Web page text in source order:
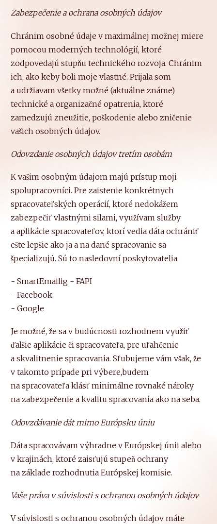
Zabezpečenie a ochrana osobných údajov
Chránim osobné údaje v maximálnej možnej miere
pomocou moderných technológií, ktoré
zodpovedajú stupňu technického rozvoja. Chránim
ich, ako keby boli moje vlastné. Prijala som
a udržiavam všetky možné (aktuálne známe)
technické a organizačné opatrenia, ktoré
zamedzujú zneužitie, poškodenie alebo zničenie
vašich osobných údajov.
Odovzdanie osobných údajov tretím osobám
K vašim osobným údajom majú prístup moji
spolupracovníci. Pre zaistenie konkrétnych
spracovateľských operácií, ktoré nedokážem
zabezpečiť vlastnými silami, využívam služby
a aplikácie spracovateľov, ktorí vedia dáta ochrániť
ešte lepšie ako ja a na dané spracovanie sa
špecializujú. Sú to nasledovní poskytovatelia:
- SmartEmailig - FAPI
- Facebook
- Google
Je možné, že sa v budúcnosti rozhodnem využiť
ďalšie aplikácie či spracovateľa, pre uľahčenie
a skvalitnenie spracovania. Sľubujeme vám však, že
v takomto prípade pri výbere,budem
na spracovateľa klásť minimálne rovnaké nároky
na zabezpečenie a kvalitu spracovania ako na seba.
Odovzdávanie dát mimo Európsku úniu
Dáta spracovávam výhradne v Európskej únii alebo
v krajinách, ktoré zaisťujú stupeň ochrany
na základe rozhodnutia Európskej komisie.
Vaše práva v súvislosti s ochranou osobných údajov
V súvislosti s ochranou osobných údajov máte